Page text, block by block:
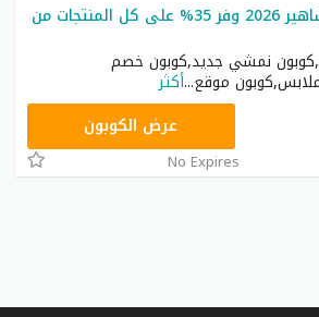
كود خصم نمشي مشاهير 2026 وفر 35% على كل المنتجات من
نمشي جديد,كوبون خصم
موقع...أكثر
AC182عرض الكوبون
No Expires